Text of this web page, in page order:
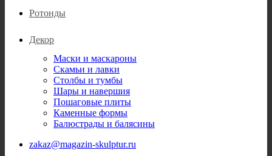
Ротонды
Декор
Маски и маскароны
Скамьи и лавки
Столбы и тумбы
Шары и навершия
Пошаговые плиты
Каменные формы
Балюстрады и балясины
zakaz@magazin-skulptur.ru